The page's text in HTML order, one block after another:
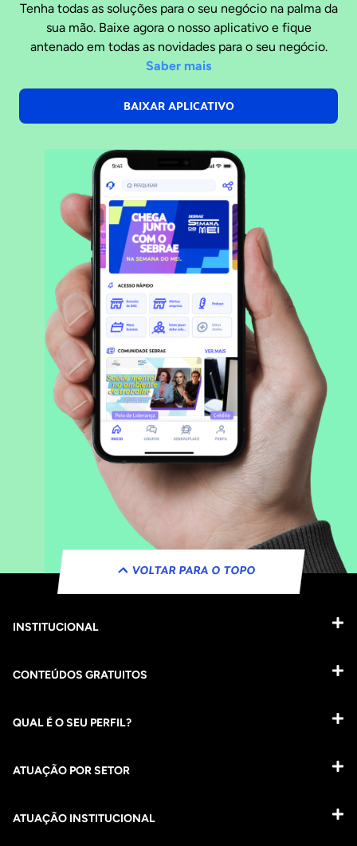
Tenha todas as soluções para o seu negócio na palma da
sua mão. Baixe agora o nosso aplicativo e fique
antenado em todas as novidades para o seu negócio.
Saber mais
BAIXAR APLICATIVO
VOLTAR PARA O TOPO
INSTITUCIONAL
CONTEÚDOS GRATUITOS
QUAL É O SEU PERFIL?
ATUAÇÃO POR SETOR
ATUAÇÃO INSTITUCIONAL